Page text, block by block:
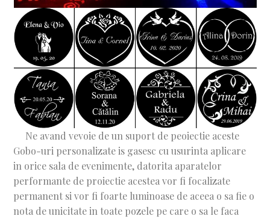
Ne avand vevoie de un suport de peoiectie aceste
Gobo-uri personalizate is gasesc cu usurinta aplicare
in orice sala de evenimente, datorita aparatelor
performante de proiectie acestea vor fi focalizate
permanent si vor fi foarte luminoase de aceea o sa fie o
nota de unicitate in toate pozele pe care o sa le faca